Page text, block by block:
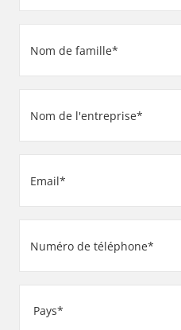
de
famille
de
l'entreprise
(Nécessaire)
de
téléphone